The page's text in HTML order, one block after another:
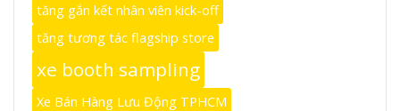
tăng gắn kết nhân viên kick-off
tăng tương tác flagship store
xe booth sampling
Xe Bán Hàng Lưu Động TPHCM